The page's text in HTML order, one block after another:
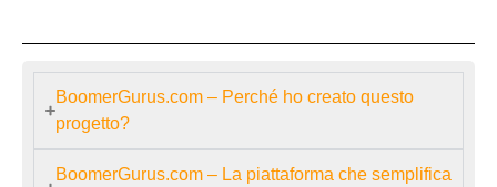
BoomerGurus.com – Perché ho creato questo
progetto?
BoomerGurus.com – La piattaforma che semplifica